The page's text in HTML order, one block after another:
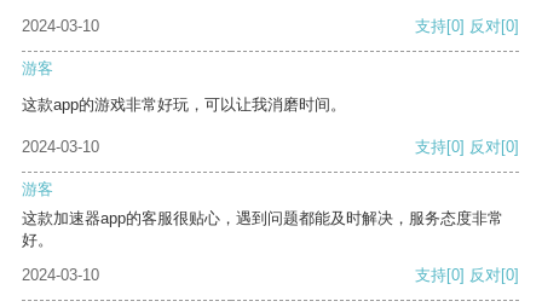
2024-03-10 支持[0] 反对[0]
游客
这款app的游戏非常好玩，可以让我消磨时间。
2024-03-10 支持[0] 反对[0]
游客
这款加速器app的客服很贴心，遇到问题都能及时解决，服务态度非常
好。
2024-03-10
支持[0] 反对[0]